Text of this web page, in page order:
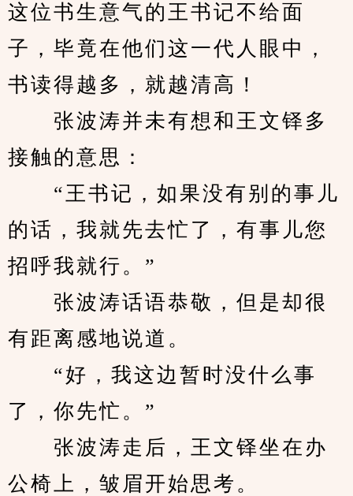
这位书生意气的王书记不给面
子，毕竟在他们这一代人眼中，
书读得越多，就越清高！
张波涛并未有想和王文铎多
接触的意思：
“王书记，如果没有别的事儿
的话，我就先去忙了，有事儿您
招呼我就行。”
张波涛话语恭敬，但是却很
有距离感地说道。
“好，我这边暂时没什么事
了，你先忙。”
张波涛走后，王文铎坐在办
公椅上，皱眉开始思考。